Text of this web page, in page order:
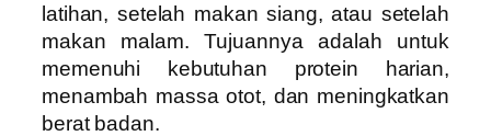
latihan, setelah makan siang, atau setelah
makan malam. Tujuannya adalah untuk
memenuhi kebutuhan protein harian,
menambah massa otot, dan meningkatkan
berat badan.